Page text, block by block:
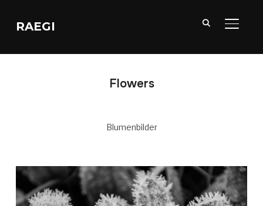
RAEGI
Flowers
Blumenbilder